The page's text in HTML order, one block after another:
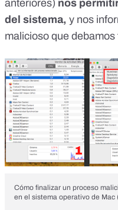
anteriores) nos
del sistema, y nos
malicioso que debamos
Cómo finalizar un proceso
en el sistema operativo de Mac